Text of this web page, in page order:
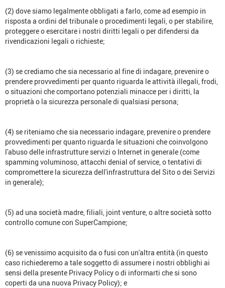
(2) dove siamo legalmente obbligati a farlo, come ad esempio in
risposta a ordini del tribunale o procedimenti legali, o per stabilire,
proteggere o esercitare i nostri diritti legali o per difendersi da
rivendicazioni legali o richieste;
(3) se crediamo che sia necessario al fine di indagare, prevenire o
prendere provvedimenti per quanto riguarda le attività illegali, frodi,
o situazioni che comportano potenziali minacce per i diritti, la
proprietà o la sicurezza personale di qualsiasi persona;
(4) se riteniamo che sia necessario indagare, prevenire o prendere
provvedimenti per quanto riguarda le situazioni che coinvolgono
l'abuso delle infrastrutture servizi o Internet in generale (come
spamming voluminoso, attacchi denial of service, o tentativi di
compromettere la sicurezza dell'infrastruttura del Sito o dei Servizi
in generale);
(5) ad una società madre, filiali, joint venture, o altre società sotto
controllo comune con SuperCampione;
(6) se venissimo acquisito da o fusi con un'altra entità (in questo
caso richiederemo a tale soggetto di assumere i nostri obblighi ai
sensi della presente Privacy Policy o di informarti che si sono
coperti da una nuova Privacy Policy); e